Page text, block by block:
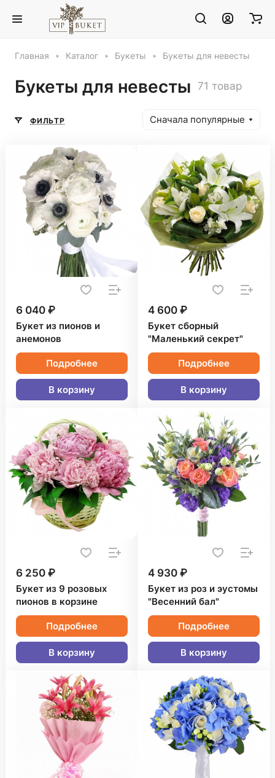
Главная Каталог Букеты Букеты для невесты
Букеты для невесты 71 товар
ФИЛЬТР Сначала популярные
6 040 ₽
Букет из пионов и
анемонов
Подробнее
В корзину
4 600 ₽
Букет сборный
"Маленький секрет"
Подробнее
В корзину
6 250 ₽
Букет из 9 розовых
пионов в корзине
Подробнее
В корзину
4 930 ₽
Букет из роз и эустомы
"Весенний бал"
Подробнее
В корзину